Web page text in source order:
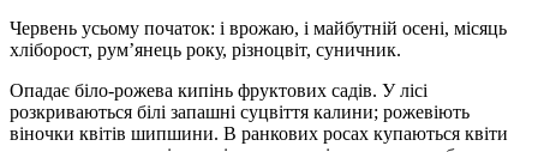
Червень усьому початок: і врожаю, і майбутній осені, місяць
хліборост, рум’янець року, різноцвіт, суничник.
Опадає біло-рожева кипінь фруктових садів. У лісі
розкриваються білі запашні суцвіття калини; рожевіють
віночки квітів шипшини. В ранкових росах купаються квіти